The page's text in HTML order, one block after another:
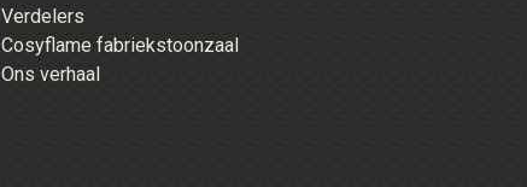
Verdelers
Cosyflame fabriekstoonzaal
Ons verhaal